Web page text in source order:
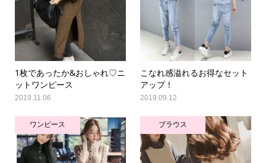
1枚であったか&おしゃれ♡ニ
ットワンピース
2019.11.06
こなれ感溢れるお得なセット
アップ！
2019.09.12
ワンピース ブラウス